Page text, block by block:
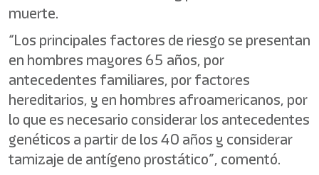
muerte.
“Los principales factores de riesgo se presentan
en hombres mayores 65 años, por
antecedentes familiares, por factores
hereditarios, y en hombres afroamericanos, por
lo que es necesario considerar los antecedentes
genéticos a partir de los 40 años y considerar
tamizaje de antígeno prostático”, comentó.